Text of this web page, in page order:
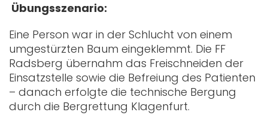
Übungsszenario:
Eine Person war in der Schlucht von einem
umgestürzten Baum eingeklemmt. Die FF
Radsberg übernahm das Freischneiden der
Einsatzstelle sowie die Befreiung des Patienten
– danach erfolgte die technische Bergung
durch die Bergrettung Klagenfurt.